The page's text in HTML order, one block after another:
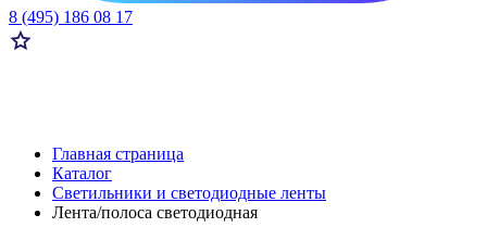
8 (495) 186 08 17
Главная страница
Каталог
Светильники и светодиодные ленты
Лента/полоса светодиодная